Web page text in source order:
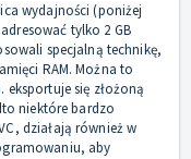
wydajności (poniżej
tylko 2 GB
specjalną technikę,
RAM. Można to
eksportuje się złożoną
niektóre bardzo
działają również w
aby